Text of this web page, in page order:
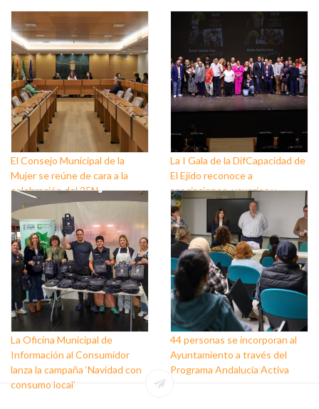
El Consejo Municipal de la
Mujer se reúne de cara a la
celebración del 25N
La I Gala de la DifCapacidad de
El Ejido reconoce a
asociaciones, usuarios y
personas que trabajan a favor
de este colectivo
La Oficina Municipal de
Información al Consumidor
lanza la campaña ‘Navidad con
consumo local’
44 personas se incorporan al
Ayuntamiento a través del
Programa Andalucía Activa